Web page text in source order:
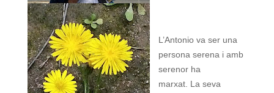
L’Antonio va ser una
persona serena i amb
serenor ha
marxat. La seva